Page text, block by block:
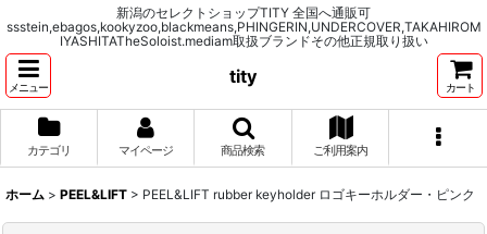
新潟のセレクトショップTITY 全国へ通販可
ssstein,ebagos,kookyzoo,blackmeans,PHINGERIN,UNDERCOVER,TAKAHIROM
IYASHITATheSoloist.mediam取扱ブランドその他正規取り扱い
メニュー
tity
カート
カテゴリ マイページ 商品検索 ご利用案内
ホーム > PEEL&LIFT > PEEL&LIFT rubber keyholder ロゴキーホルダー・ピンク